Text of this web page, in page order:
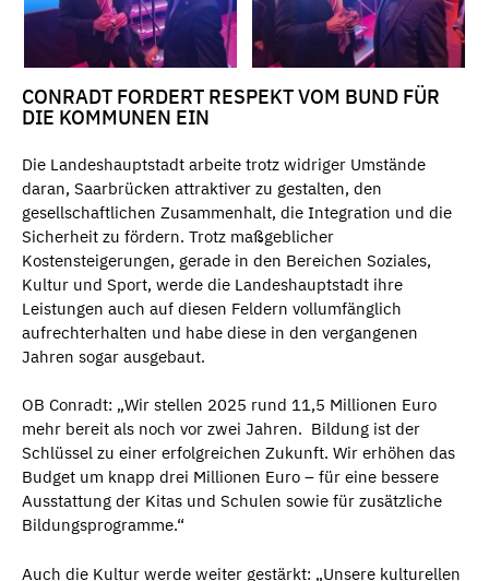
CONRADT FORDERT RESPEKT VOM BUND FÜR
DIE KOMMUNEN EIN
Die Landeshauptstadt arbeite trotz widriger Umstände
daran, Saarbrücken attraktiver zu gestalten, den
gesellschaftlichen Zusammenhalt, die Integration und die
Sicherheit zu fördern. Trotz maßgeblicher
Kostensteigerungen, gerade in den Bereichen Soziales,
Kultur und Sport, werde die Landeshauptstadt ihre
Leistungen auch auf diesen Feldern vollumfänglich
aufrechterhalten und habe diese in den vergangenen
Jahren sogar ausgebaut.
OB Conradt: „Wir stellen 2025 rund 11,5 Millionen Euro
mehr bereit als noch vor zwei Jahren. Bildung ist der
Schlüssel zu einer erfolgreichen Zukunft. Wir erhöhen das
Budget um knapp drei Millionen Euro – für eine bessere
Ausstattung der Kitas und Schulen sowie für zusätzliche
Bildungsprogramme.“
Auch die Kultur werde weiter gestärkt: „Unsere kulturellen